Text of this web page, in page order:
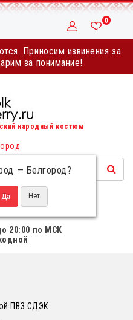
Приносим извинения за
за понимание!
0
народный костюм
— Белгород?
НАМ
20:00 по МСК
ПВЗ СДЭК